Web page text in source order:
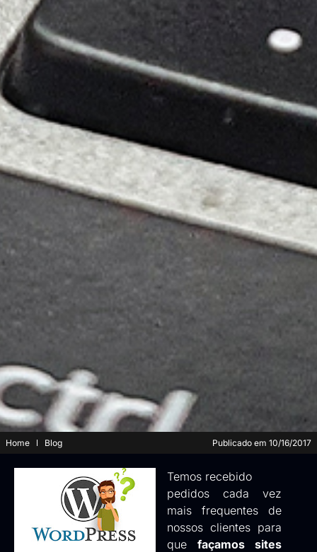
Home Blog Publicado em 10/16/2017
Temos recebido
pedidos cada vez
mais frequentes de
nossos clientes para
que façamos sites